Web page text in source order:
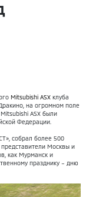
Mitsubishi ASX клуба
на огромном поле
ASX были
Федерации.
собрал более 500
Москвы и
как Мурманск и
празднику – дню